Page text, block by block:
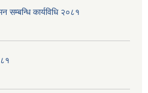
सम्बन्धि कार्यविधि २०८१